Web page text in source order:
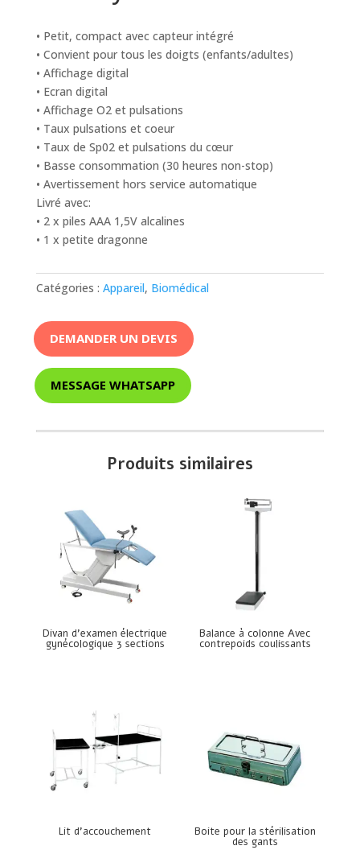
• Petit, compact avec capteur intégré
• Convient pour tous les doigts (enfants/adultes)
• Affichage digital
• Ecran digital
• Affichage O2 et pulsations
• Taux pulsations et coeur
• Taux de Sp02 et pulsations du cœur
• Basse consommation (30 heures non-stop)
• Avertissement hors service automatique
Livré avec:
• 2 x piles AAA 1,5V alcalines
• 1 x petite dragonne
Catégories : Appareil, Biomédical
DEMANDER UN DEVIS
MESSAGE WHATSAPP
Produits similaires
Divan d’examen électrique
gynécologique 3 sections
Balance à colonne Avec
contrepoids coulissants
Lit d’accouchement Boite pour la stérilisation
des gants